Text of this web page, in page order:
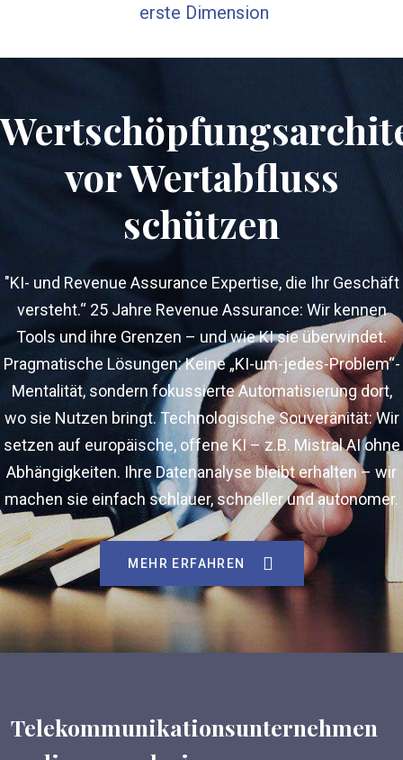
erste Dimension
vor Wertabfluss
schützen
"KI- und Revenue Assurance Expertise, die Ihr Geschäft
versteht.“25 Jahre Revenue Assurance: Wir kennen
Tools und ihre Grenzen – und wie KI sie überwindet.
Pragmatische Lösungen: Keine „KI-um-jedes-Problem“-
Mentalität, sondern fokussierte Automatisierung dort,
wo sie Nutzen bringt.Technologische Souveränität: Wir
setzen auf europäische, offene KI – z.B. Mistral AI ohne
Abhängigkeiten. Ihre Datenanalyse bleibt erhalten – wir
machen sie einfach schlauer, schneller und autonomer.
MEHR ERFAHREN
Telekommunikationsunternehmen